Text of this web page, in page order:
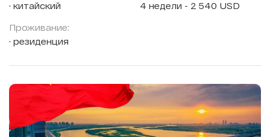
китайский
Проживание:
резиденция
4 недели - 2 540 USD